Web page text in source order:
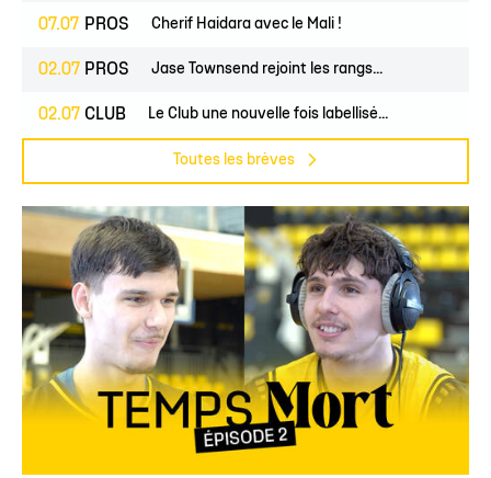
07.07 PROS Cherif Haidara avec le Mali !
02.07 PROS Jase Townsend rejoint les rangs...
02.07 CLUB Le Club une nouvelle fois labellisé...
Toutes les brèves